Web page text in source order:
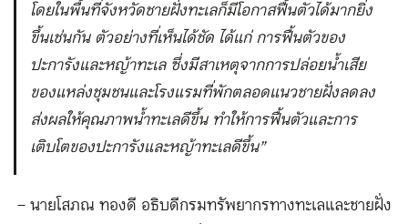
โดยในพื้นที่จังหวัดชายฝั่งทะเลก็มีโอกาสฟื้นตัวได้มากยิ่ง
ขึ้นเช่นกัน ตัวอย่างที่เห็นได้ชัด ได้แก่ การฟื้นตัวของ
ปะการังและหญ้าทะเล ซึ่งมีสาเหตุจากการปล่อยน้ำเสีย
ของแหล่งชุมชนและโรงแรมที่พักตลอดแนวชายฝั่งลดลง
ส่งผลให้คุณภาพน้ำทะเลดีขึ้น ทำให้การฟื้นตัวและการ
เติบโตของปะการังและหญ้าทะเลดีขึ้น”
– นายโสภณ ทองดี อธิบดีกรมทรัพยากรทางทะเลและชายฝั่ง